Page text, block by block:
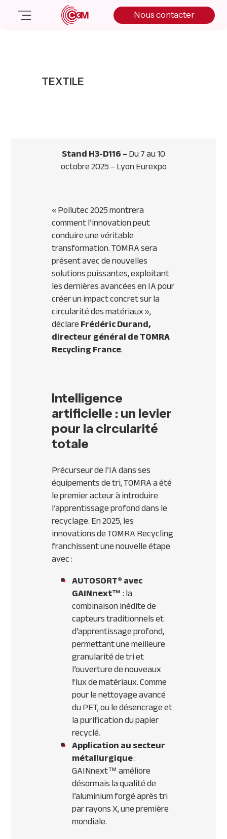
Nous contacter
Nous contacter
TEXTILE
Stand H3-D116 –Du 7 au 10
octobre 2025 – Lyon Eurexpo
«Pollutec 2025 montrera
comment l’innovation peut
conduire une véritable
transformation. TOMRA sera
présent avec de nouvelles
solutions puissantes, exploitant
les dernières avancées en IA pour
créer un impact concret sur la
circularité des matériaux»,
déclareFrédéric Durand,
directeur général de TOMRA
Recycling France.
Intelligence
artificielle : un levier
pour la circularité
totale
Précurseur de l’IA dans ses
équipements de tri, TOMRA a été
le premier acteur à introduire
l’apprentissage profond dans le
recyclage. En 2025, les
innovations de TOMRA Recycling
franchissent une nouvelle étape
avec :
AUTOSORT® avec
GAINnext™: la
combinaison inédite de
capteurs traditionnels et
d’apprentissage profond,
permettant une meilleure
granularité de tri et
l’ouverture de nouveaux
flux de matériaux. Comme
pour le nettoyage avancé
du PET, ou le désencrage et
la purification du papier
recyclé.
Application au secteur
métallurgique:
GAINnext™ améliore
désormais la qualité de
l’aluminium forgé après tri
par rayons X, une première
mondiale.